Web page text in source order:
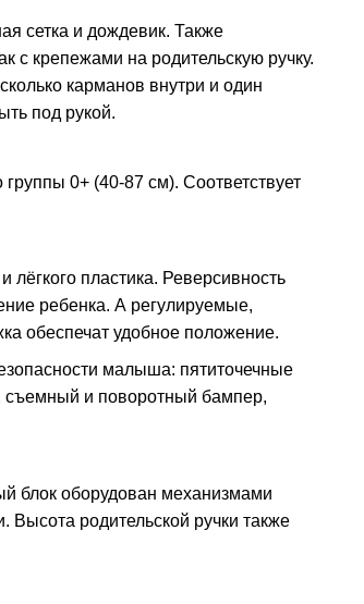
сетка и дождевик. Также
с крепежами на родительскую ручку.
карманов внутри и один
под рукой.
0+ (40-87 см). Соответствует
лёгкого пластика. Реверсивность
ребенка. А регулируемые,
обеспечат удобное положение.
малыша: пятиточечные
съемный и поворотный бампер,
блок оборудован механизмами
родительской ручки также